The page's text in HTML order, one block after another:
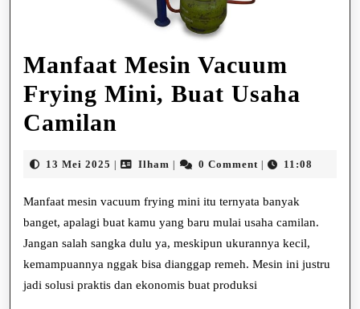
Manfaat Mesin Vacuum
Frying Mini, Buat Usaha
Camilan
Vacuum
Frying
Mini,
Buat
Usaha
13 Mei 2025 13
Ilham Ilham0 Comment 11:08
Manfaat mesin vacuum frying mini itu ternyata banyak
banget, apalagi buat kamu yang baru mulai usaha camilan.
Jangan salah sangka dulu ya, meskipun ukurannya kecil,
kemampuannya nggak bisa dianggap remeh. Mesin ini justru
jadi solusi praktis dan ekonomis buat produksi